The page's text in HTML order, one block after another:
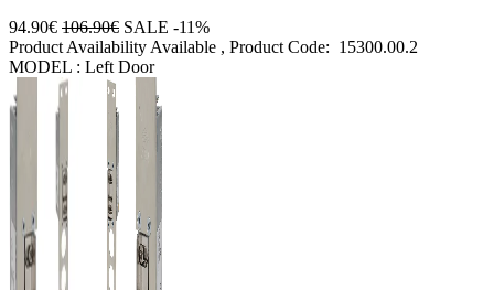
94.90€ 106.90€ SALE -11%
Product Availability Available , Product Code: 15300.00.2
MODEL : Left Door